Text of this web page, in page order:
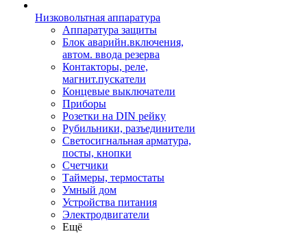
Низковольтная аппаратура
Аппаратура защиты
Блок аварийн.включения,
автом. ввода резерва
Контакторы, реле,
магнит.пускатели
Концевые выключатели
Приборы
Розетки на DIN рейку
Рубильники, разъединители
Светосигнальная арматура,
посты, кнопки
Счетчики
Таймеры, термостаты
Умный дом
Устройства питания
Электродвигатели
Ещё